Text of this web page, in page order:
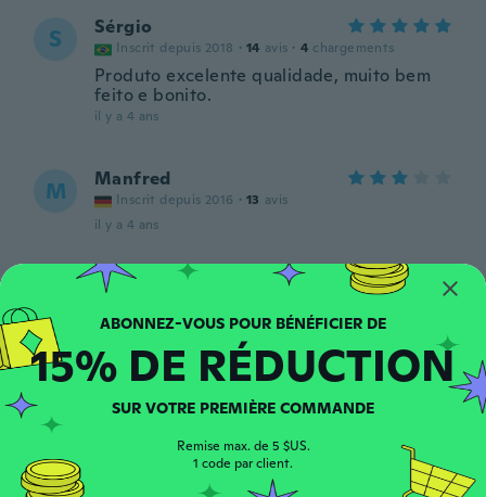
S Sérgio
Inscrit depuis 2018 · 14 avis · 4 chargements
Produto excelente qualidade, muito bem
feito e bonito.
il y a 4 ans
M Manfred
Inscrit depuis 2016 · 13 avis
il y a 4 ans
massimo
Piccolo e con segni di usura evidenti
il y a 4 ans
V Vinicius
Inscrit depuis 2017 · 11 avis
15% DE RÉDUCTION
SUR VOTRE PREMIÈRE COMMANDE
Remise max. de 5 $US.
1 code par client.